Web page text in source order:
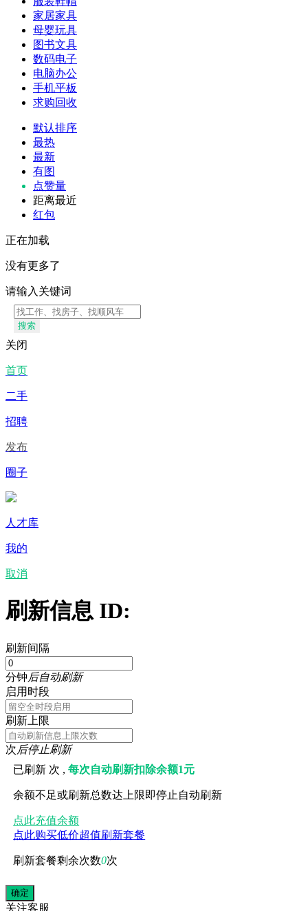
家居家具
母婴玩具
图书文具
数码电子
电脑办公
手机平板
求购回收
默认排序
最热
最新
有图
点赞量
距离最近
红包
正在加载
没有更多了
请输入关键词
搜索
关闭
首页
二手
招聘
发布
圈子
人才库
我的
取消
刷新信息 ID:
刷新间隔
分钟后自动刷新
启用时段
刷新上限
次后停止刷新
已刷新 次 ,每次自动刷新扣除余额1元
余额不足或刷新总数达上限即停止自动刷新
点此充值余额
点此购买低价超值刷新套餐
刷新套餐剩余次数0次
关注客服